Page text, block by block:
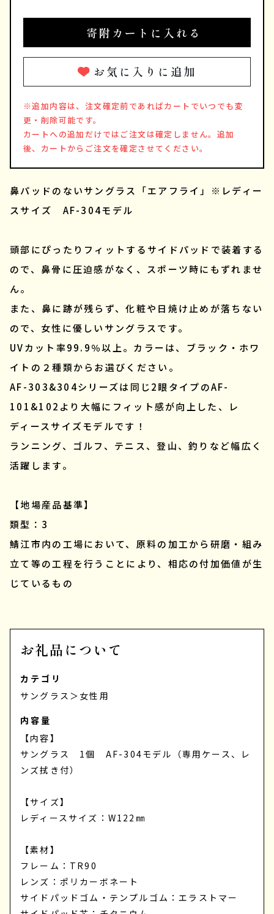
寄附カートに入れる
お気に入りに追加
※追加内容は、注文確定前であればカートでいつでも変
更・削除可能です。
カートへの追加だけではご注文は確定しません。追加
後、カートからご注文を確定させてください。
鼻パッドのないサングラス「エアフライ」※レディー
スサイズ AF-304モデル
頭部にぴったりフィットするサイドパッドで装着する
ので、鼻骨に圧迫感がなく、スポーツ時にもずれませ
ん。
また、鼻に跡が残らず、化粧や日焼け止めが落ちない
ので、女性に優しいサングラスです。
UVカット率99.9％以上。カラーは、ブラック・ホワ
イトの２種類からお選びください。
AF-303&304シリーズは同じ2眼タイプのAF-
101&102より大幅にフィット感が向上した、レ
ディースサイズモデルです！
ランニング、ゴルフ、テニス、登山、釣りなど幅広く
活躍します。
【地場産品基準】
類型：3
鯖江市内の工場において、原料の加工から研磨・組み
立て等の工程を行うことにより、相応の付加価値が生
じているもの
お礼品について
カテゴリ
サングラス ＞ 女性用
内容量
【内容】
サングラス 1個 AF-304モデル（専用ケース、レ
ンズ拭き付）
【サイズ】
レディースサイズ：W122㎜
【素材】
フレーム：TR90
レンズ：ポリカーボネート
サイドパッドゴム・テンプルゴム：エラストマー